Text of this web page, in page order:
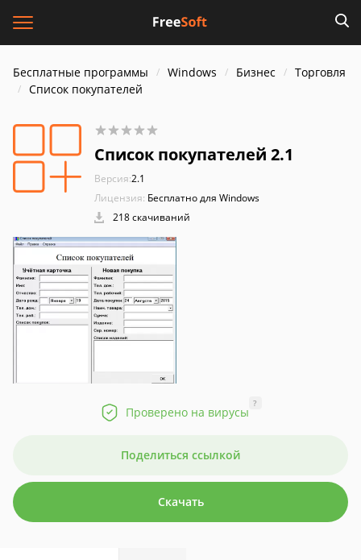
Бесплатные программы Windows Бизнес
Торговля
Список покупателей
Список покупателей 2.1
Версия:2.1
Лицензия: Бесплатно для Windows
218 скачиваний
Проверено на вирусы
?
Поделиться ссылкой
Скачать